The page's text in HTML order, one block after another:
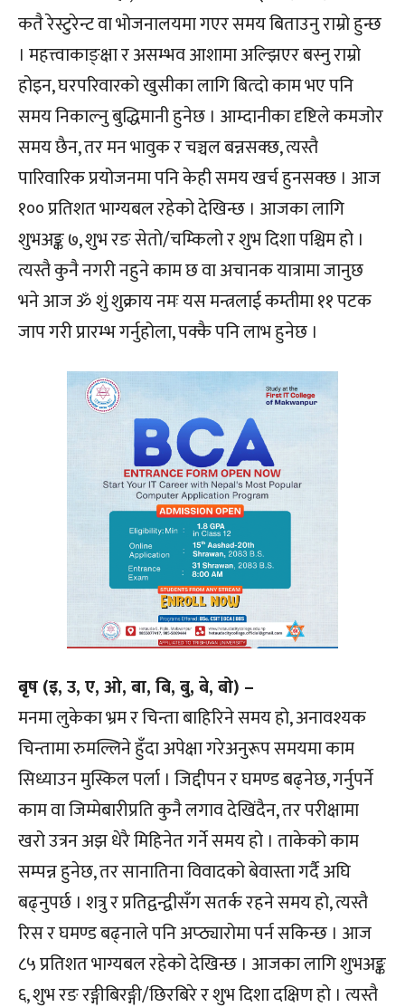
कतै रेस्टुरेन्ट वा भोजनालयमा गएर समय बिताउनु राम्रो हुन्छ
। महत्त्वाकाङ्क्षा र असम्भव आशामा अल्झिएर बस्नु राम्रो
होइन, घरपरिवारको खुसीका लागि बित्दो काम भए पनि
समय निकाल्नु बुद्धिमानी हुनेछ । आम्दानीका दृष्टिले कमजोर
समय छैन, तर मन भावुक र चञ्चल बन्नसक्छ, त्यस्तै
पारिवारिक प्रयोजनमा पनि केही समय खर्च हुनसक्छ । आज
१०० प्रतिशत भाग्यबल रहेको देखिन्छ । आजका लागि
शुभअङ्क ७, शुभ रङ सेतो/चम्किलो र शुभ दिशा पश्चिम हो ।
त्यस्तै कुनै नगरी नहुने काम छ वा अचानक यात्रामा जानुछ
भने आज ॐ शुं शुक्राय नमः यस मन्त्रलाई कम्तीमा ११ पटक
जाप गरी प्रारम्भ गर्नुहोला, पक्कै पनि लाभ हुनेछ ।
बृष (इ, उ, ए, ओ, बा, बि, बु, बे, बो) –
मनमा लुकेका भ्रम र चिन्ता बाहिरिने समय हो, अनावश्यक
चिन्तामा रुमल्लिने हुँदा अपेक्षा गरेअनुरूप समयमा काम
सिध्याउन मुस्किल पर्ला । जिद्दीपन र घमण्ड बढ्नेछ, गर्नुपर्ने
काम वा जिम्मेबारीप्रति कुनै लगाव देखिंदैन, तर परीक्षामा
खरो उत्रन अझ धेरै मिहिनेत गर्ने समय हो । ताकेको काम
सम्पन्न हुनेछ, तर सानातिना विवादको बेवास्ता गर्दै अघि
बढ्नुपर्छ । शत्रु र प्रतिद्वन्द्वीसँग सतर्क रहने समय हो, त्यस्तै
रिस र घमण्ड बढ्नाले पनि अप्ठ्यारोमा पर्न सकिन्छ । आज
८५ प्रतिशत भाग्यबल रहेको देखिन्छ । आजका लागि शुभअङ्क
६, शुभ रङ रङ्गीबिरङ्गी/छिरबिरे र शुभ दिशा दक्षिण हो । त्यस्तै